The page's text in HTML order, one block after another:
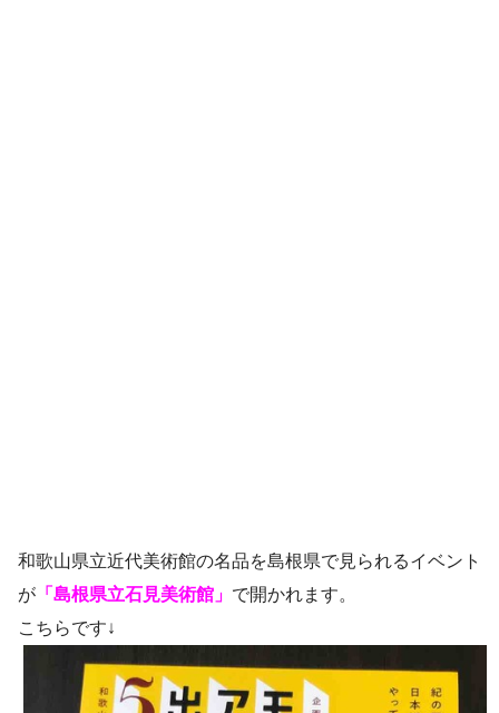
和歌山県立近代美術館の名品を島根県で見られるイベント
が 「島根県立石見美術館」 で開かれます。
こちらです↓